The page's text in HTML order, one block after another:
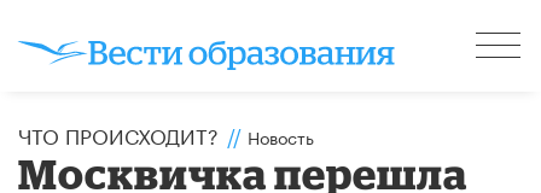
ЧТО ПРОИСХОДИТ? // Новость
Москвичка перешла